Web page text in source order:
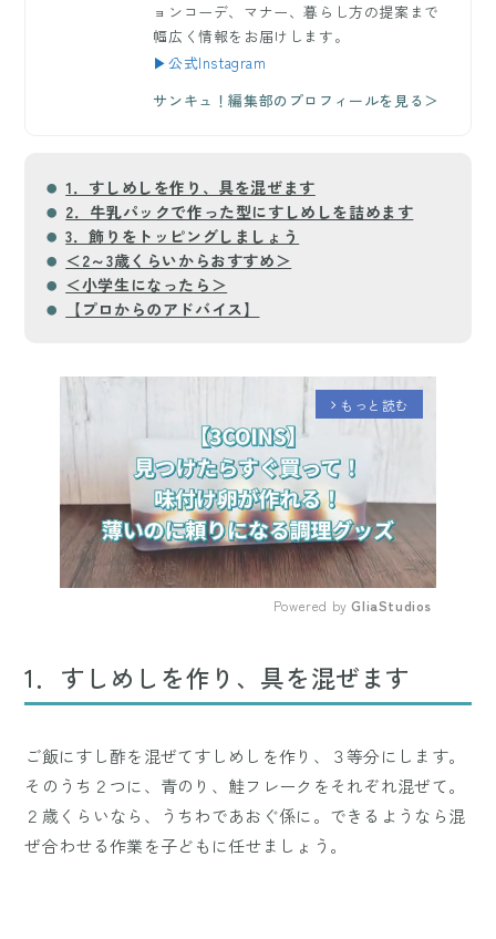
ョンコーデ、マナー、暮らし方の提案まで
幅広く情報をお届けします。
▶公式Instagram
サンキュ！編集部のプロフィールを見る＞
1．すしめしを作り、具を混ぜます
2．牛乳パックで作った型にすしめしを詰めます
3．飾りをトッピングしましょう
＜2～3歳くらいからおすすめ＞
＜小学生になったら＞
【プロからのアドバイス】
arrow_forward_ios もっと読む
Powered by GliaStudios
1．すしめしを作り、具を混ぜます
ご飯にすし酢を混ぜてすしめしを作り、３等分にします。
そのうち２つに、青のり、鮭フレークをそれぞれ混ぜて。
２歳くらいなら、うちわであおぐ係に。できるようなら混
ぜ合わせる作業を子どもに任せましょう。